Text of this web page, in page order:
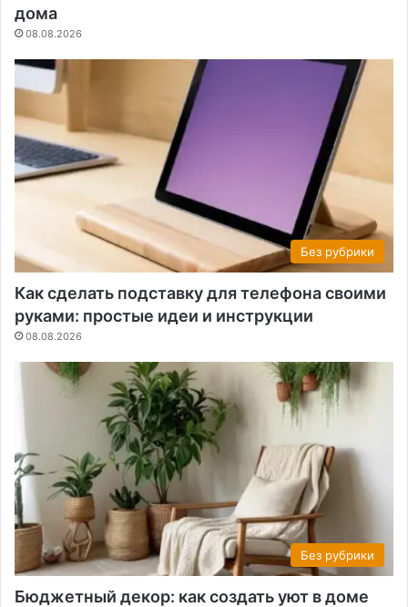
дома
08.08.2026
Без рубрики
Как сделать подставку для телефона своими
руками: простые идеи и инструкции
08.08.2026
Без рубрики
Бюджетный декор: как создать уют в доме